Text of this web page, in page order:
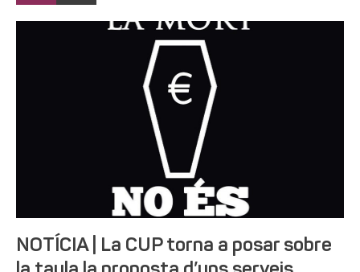
NOTÍCIA | La CUP torna a posar sobre